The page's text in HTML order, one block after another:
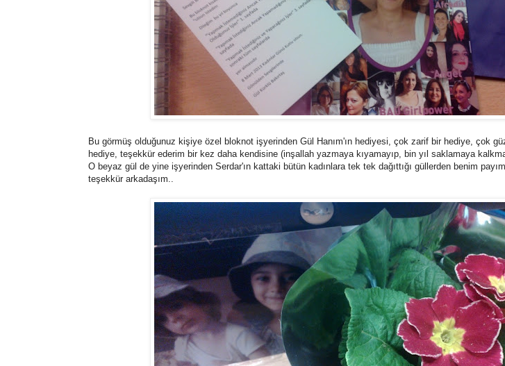
Bu görmüş olduğunuz kişiye özel bloknot işyerinden Gül Hanım'ın hediyesi, çok zarif bir hediye, çok
hediye, teşekkür ederim bir kez daha kendisine (inşallah yazmaya kıyamayıp, bin yıl saklamaya
O beyaz gül de yine işyerinden Serdar'ın kattaki bütün kadınlara tek tek dağıttığı güllerden benim
teşekkür arkadaşım..